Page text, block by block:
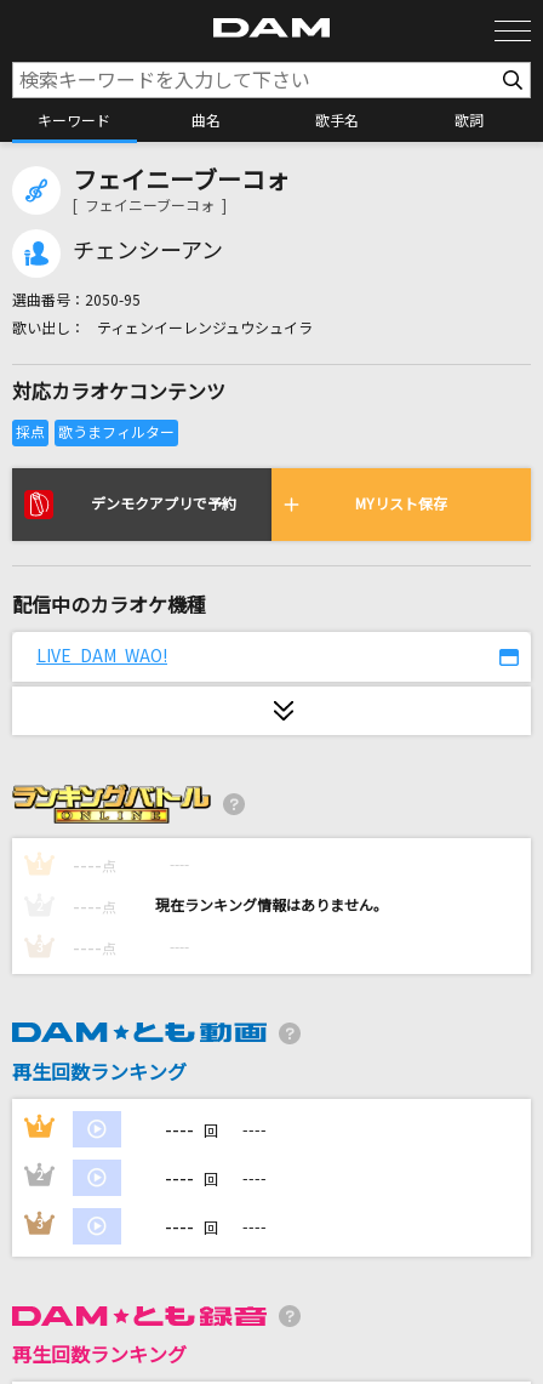
キーワード 曲名 歌手名 歌詞
カラオケ検索
リアルタイムで歌われている曲の一覧
Celine Dion With Special Guests Kryzler & Kompany
星のかがやきよ
三澤紗千香
ラピスラズリ
Snooze
SixTONES
[生音]DESIRE～情熱～
中森明菜
天狗の落とし文 (feat. ｙｔｒ)
魂音泉
[生音]君はロックを聴かない
あいみょん
テレパシー
M!LK
フェイニーブーコォ
[ フェイニーブーコォ ]
チェンシーアン
選曲番号： 2050-95
ティェンイーレンジュウシュイラ
対応カラオケコンテンツ
デンモクアプリで予約 MYリスト保存
配信中のカラオケ機種
LIVE DAM WAO!
1 ---- 点 ----
---- 点 ----
3 ---- 点 ----
再生回数ランキング
1 ---- 回 ----
2 ---- 回 ----
3 ---- 回 ----
再生回数ランキング